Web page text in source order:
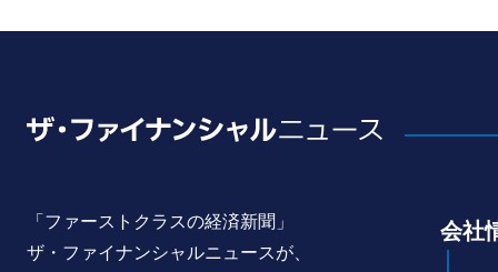
「ファーストクラスの経済新聞」
ザ・ファイナンシャルニュースが、
会社